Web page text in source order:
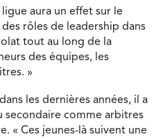
aura un effet sur le
rôles de leadership dans
tout au long de la
des équipes, les
»
les dernières années, il a
secondaire comme arbitres
« Ces jeunes-là suivent une